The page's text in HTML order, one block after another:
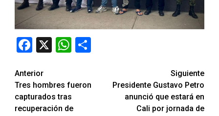
Facebook
X WhatsApp
Seguir
leyendo
Anterior
Tres hombres fueron
capturados tras
recuperación de
Siguiente
Presidente Gustavo Petro
anunció que estará en
Cali por jornada de